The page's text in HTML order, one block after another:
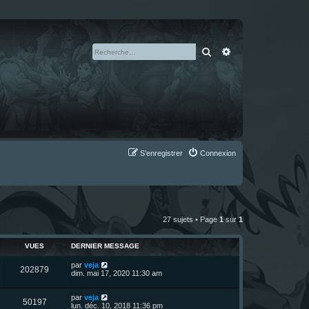
Rechercher
Connexion
S’enregistrer
27 sujets • Page1sur1
VUES DERNIER MESSAGE
202879
u
D
e
n
i
e
par veja
dim. mai 17, 2020 11:30 am
50197V
D
e
par veja
lun. déc. 10, 2018 11:36 pm